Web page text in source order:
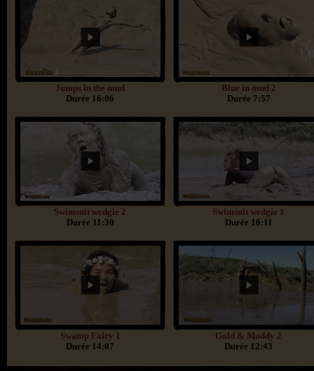
Jumps in the mud
Durée 16:06
Blue in mud 2
Durée 7:57
Swimsuit wedgie 2
Durée 11:30
Swimsuit wedgie 1
Durée 16:11
Swamp Fairy 1
Durée 14:07
Gold & Muddy 2
Durée 12:43